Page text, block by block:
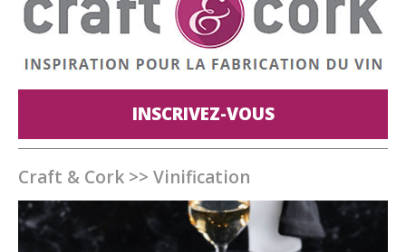
INSCRIVEZ-VOUS
Craft & Cork >> Vinification